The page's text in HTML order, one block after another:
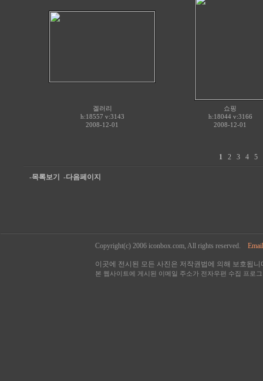
겔러리
h:18557 v:3143
2008-12-01
쇼핑
h:18044 v:3166
2008-12-01
1 2 3 4 5
-목록보기 -다음페이지
Copyright(c) 2006 iconbox.com, All rights reserved.
이곳에 전시된 모든 사진은 저작권법에 의해 보호됩
본 웹사이트에 게시된 이메일 주소가 전자우편 수집 프로